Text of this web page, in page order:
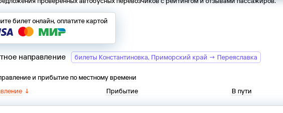
билет онлайн, оплатите картой
направление билеты Константиновка, Приморский край → Переяславка
и прибытие по местному времени
↓ Прибытие В пути